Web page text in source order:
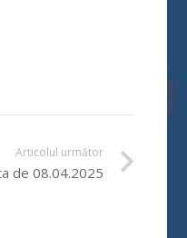
Articolul următor
de 08.04.2025